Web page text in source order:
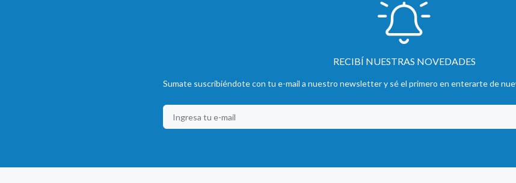
RECIBÍ NUESTRAS NOVEDADES
Sumate suscribiéndote con tu e-mail a nuestro newsletter y sé el primero en enterarte de